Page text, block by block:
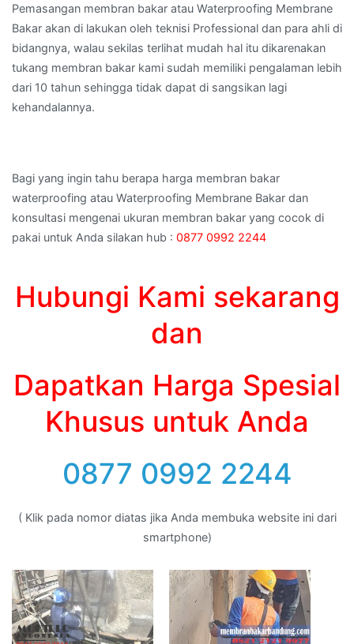
Pemasangan membran bakar atau Waterproofing Membrane
Bakar akan di lakukan oleh teknisi Professional dan para ahli di
bidangnya, walau sekilas terlihat mudah hal itu dikarenakan
tukang membran bakar kami sudah memiliki pengalaman lebih
dari 10 tahun sehingga tidak dapat di sangsikan lagi
kehandalannya.
Bagi yang ingin tahu berapa harga membran bakar
waterproofing atau Waterproofing Membrane Bakar dan
konsultasi mengenai ukuran membran bakar yang cocok di
pakai untuk Anda silakan hub : 0877 0992 2244
Hubungi Kami sekarang
dan
Dapatkan Harga Spesial
Khusus untuk Anda
0877 0992 2244
( Klik pada nomor diatas jika Anda membuka website ini dari
smartphone)